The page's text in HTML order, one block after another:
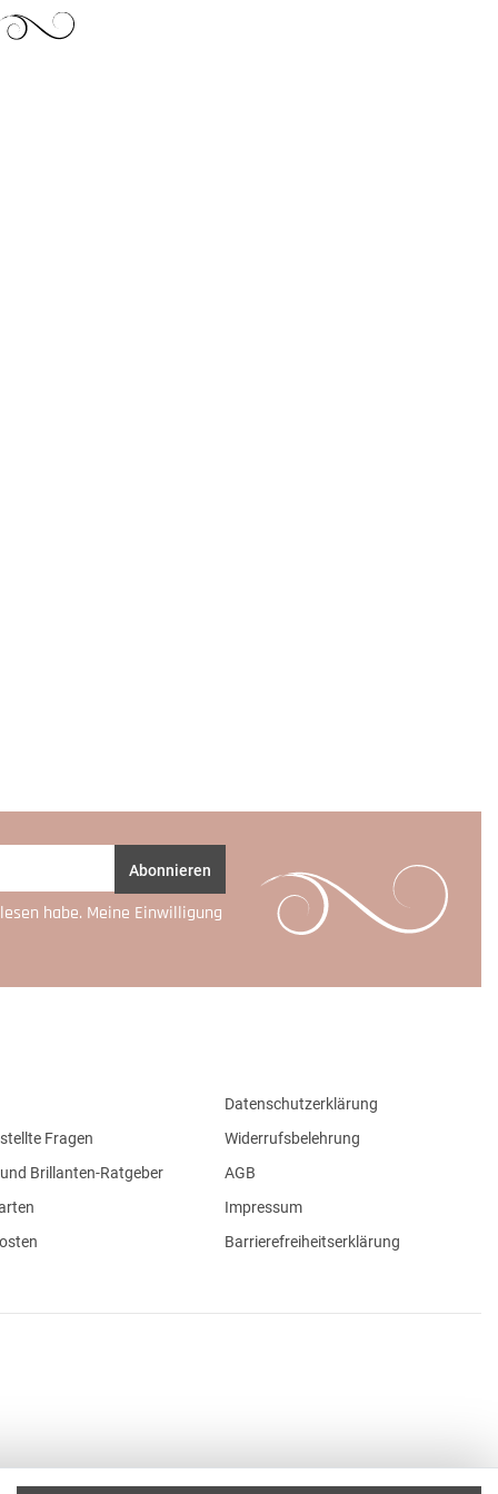
Abonnieren
habe. Meine Einwilligung
Fragen
Brillanten-Ratgeber
Datenschutzerklärung
Widerrufsbelehrung
AGB
Impressum
Barrierefreiheitserklärung